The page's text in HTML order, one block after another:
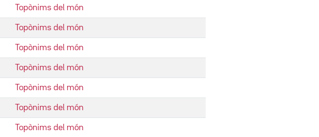
Topònims del món
Topònims del món
Topònims del món
Topònims del món
Topònims del món
Topònims del món
Topònims del món